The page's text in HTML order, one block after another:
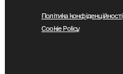
Політика конфіденційності
Cookie Policy